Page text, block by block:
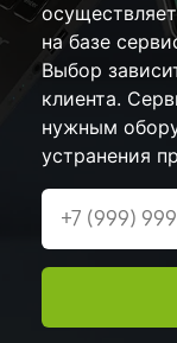
на базе
Выбор
клиента.
нужным
устранения